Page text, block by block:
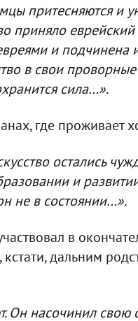
притесняются и
приняло
и подчинена
в свои
сила…».
где проживает
остались
и
не в состоянии…».
в
дальним
Он насочинил свою